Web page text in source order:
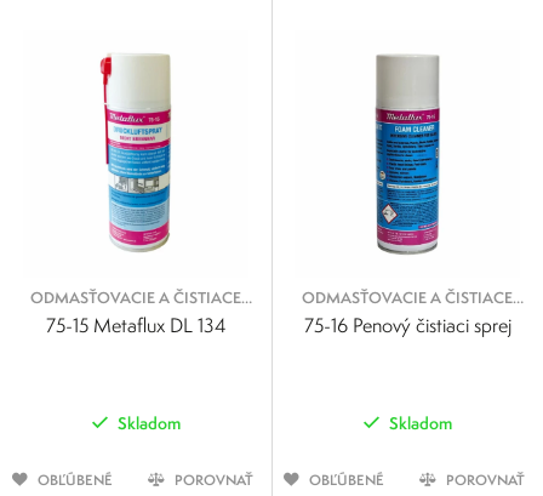
ODMASŤOVACIE A ČISTIACE
SPREJE
75-15 Metaflux DL 134
Skladom
OBĽÚBENÉ
POROVNAŤ
ODMASŤOVACIE A ČISTIACE
SPREJE
75-16 Penový čistiaci sprej
Skladom
OBĽÚBENÉ
POROVNAŤ